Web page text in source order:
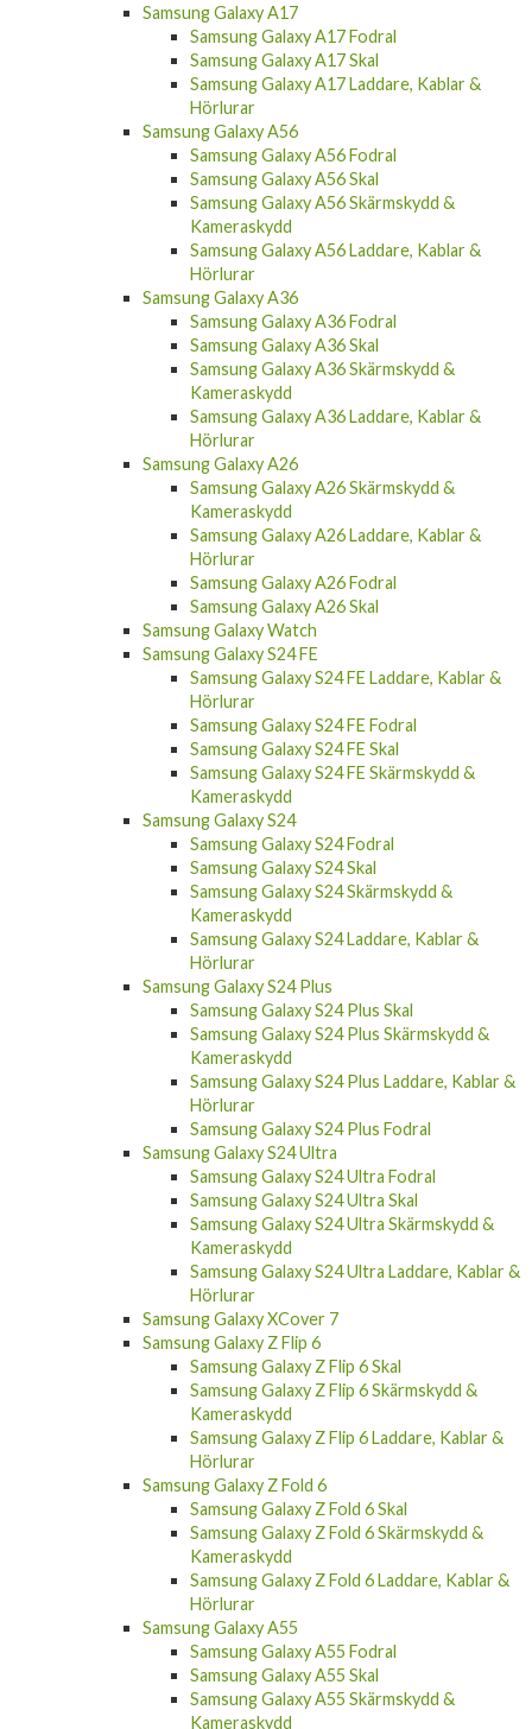
Samsung Galaxy A17 Fodral
Samsung Galaxy A17 Skal
Samsung Galaxy A17 Laddare, Kablar &
Hörlurar
Samsung Galaxy A56
Samsung Galaxy A56 Fodral
Samsung Galaxy A56 Skal
Samsung Galaxy A56 Skärmskydd &
Kameraskydd
Samsung Galaxy A56 Laddare, Kablar &
Hörlurar
Samsung Galaxy A36
Samsung Galaxy A36 Fodral
Samsung Galaxy A36 Skal
Samsung Galaxy A36 Skärmskydd &
Kameraskydd
Samsung Galaxy A36 Laddare, Kablar &
Hörlurar
Samsung Galaxy A26
Samsung Galaxy A26 Skärmskydd &
Kameraskydd
Samsung Galaxy A26 Laddare, Kablar &
Hörlurar
Samsung Galaxy A26 Fodral
Samsung Galaxy A26 Skal
Samsung Galaxy Watch
Samsung Galaxy S24 FE
Samsung Galaxy S24 FE Laddare, Kablar &
Hörlurar
Samsung Galaxy S24 FE Fodral
Samsung Galaxy S24 FE Skal
Samsung Galaxy S24 FE Skärmskydd &
Kameraskydd
Samsung Galaxy S24
Samsung Galaxy S24 Fodral
Samsung Galaxy S24 Skal
Samsung Galaxy S24 Skärmskydd &
Kameraskydd
Samsung Galaxy S24 Laddare, Kablar &
Hörlurar
Samsung Galaxy S24 Plus
Samsung Galaxy S24 Plus Skal
Samsung Galaxy S24 Plus Skärmskydd &
Kameraskydd
Samsung Galaxy S24 Plus Laddare, Kablar &
Hörlurar
Samsung Galaxy S24 Plus Fodral
Samsung Galaxy S24 Ultra
Samsung Galaxy S24 Ultra Fodral
Samsung Galaxy S24 Ultra Skal
Samsung Galaxy S24 Ultra Skärmskydd &
Kameraskydd
Samsung Galaxy S24 Ultra Laddare, Kablar &
Hörlurar
Samsung Galaxy XCover 7
Samsung Galaxy Z Flip 6
Samsung Galaxy Z Flip 6 Skal
Samsung Galaxy Z Flip 6 Skärmskydd &
Kameraskydd
Samsung Galaxy Z Flip 6 Laddare, Kablar &
Hörlurar
Samsung Galaxy Z Fold 6
Samsung Galaxy Z Fold 6 Skal
Samsung Galaxy Z Fold 6 Skärmskydd &
Kameraskydd
Samsung Galaxy Z Fold 6 Laddare, Kablar &
Hörlurar
Samsung Galaxy A55
Samsung Galaxy A55 Fodral
Samsung Galaxy A55 Skal
Samsung Galaxy A55 Skärmskydd &
Kameraskydd
Samsung Galaxy A55 Laddare, Kablar &